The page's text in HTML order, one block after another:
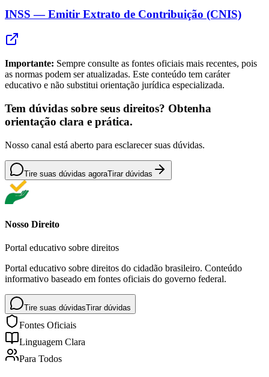
INSS — Emitir Extrato de Contribuição (CNIS)
Importante: Sempre consulte as fontes oficiais mais recentes, pois
as normas podem ser atualizadas. Este conteúdo tem caráter
educativo e não substitui orientação jurídica especializada.
Tem dúvidas sobre seus direitos? Obtenha
orientação clara e prática.
Nosso canal está aberto para esclarecer suas dúvidas.
Tire suas dúvidas agoraTirar dúvidas
Nosso Direito
Portal educativo sobre direitos
Portal educativo sobre direitos do cidadão brasileiro. Conteúdo
informativo baseado em fontes oficiais do governo federal.
Tire suas dúvidasTirar dúvidas
Fontes Oficiais
Linguagem Clara
Para Todos